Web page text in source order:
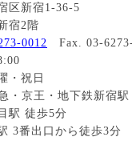
区新宿1-36-5
宿2階
0012
Fax. 03-
・祝日
・京王・地下鉄新宿
駅 徒歩5分
3番出口から徒歩3分